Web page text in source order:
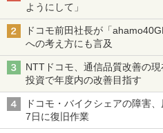
ようにして」
ドコモ前田社長が「
への考え方にも言及
NTTドコモ、通信品質改善の
投資で年度内の改善目指す
ドコモ・バイクシェアの障害
7日に復旧作業